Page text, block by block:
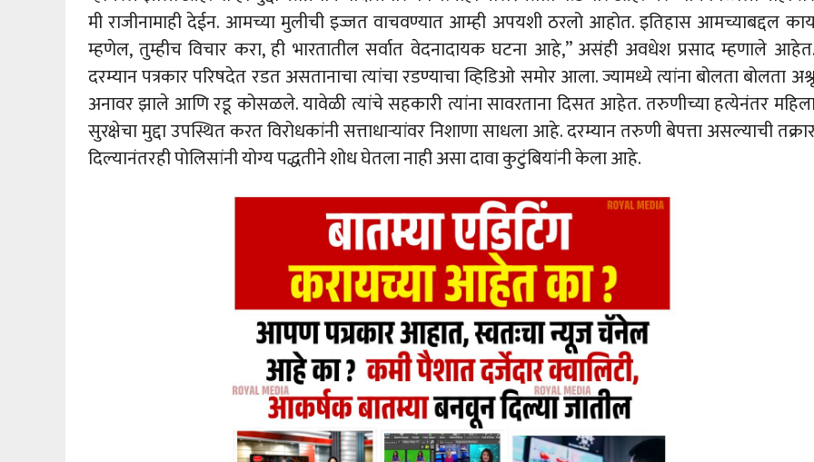
मी राजीनामाही देईन. आमच्या मुलीची इज्जत वाचवण्यात आम्ही अपयशी ठरलो आहोत. इतिहास आमच्याबद्दल
म्हणेल, तुम्हीच विचार करा, ही भारतातील सर्वात वेदनादायक घटना आहे,” असंही अवधेश प्रसाद म्हणाले
दरम्यान पत्रकार परिषदेत रडत असतानाचा त्यांचा रडण्याचा व्हिडिओ समोर आला. ज्यामध्ये त्यांना बोलता बोलता
अनावर झाले आणि रडू कोसळले. यावेळी त्यांचे सहकारी त्यांना सावरताना दिसत आहेत. तरुणीच्या हत्येनंतर
सुरक्षेचा मुद्दा उपस्थित करत विरोधकांनी सत्ताधाऱ्यांवर निशाणा साधला आहे. दरम्यान तरुणी बेपत्ता असल्याची
दिल्यानंतरही पोलिसांनी योग्य पद्धतीने शोध घेतला नाही असा दावा कुटुंबियांनी केला आहे.